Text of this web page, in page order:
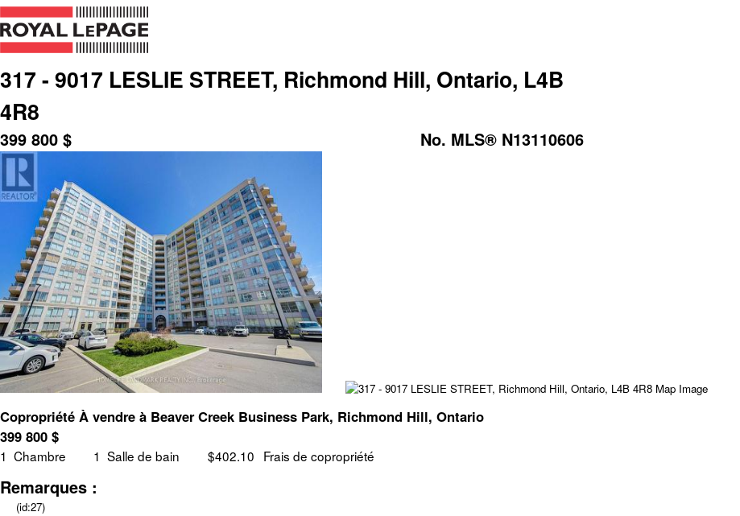
317 - 9017 LESLIE STREET, Richmond Hill, Ontario, L4B
4R8
399 800 $ No. MLS® N13110606
Copropriété À vendre à Beaver Creek Business Park, Richmond Hill, Ontario
399 800 $
1 Chambre 1 Salle de bain $402.10 Frais de copropriété
Remarques :
(id:27)